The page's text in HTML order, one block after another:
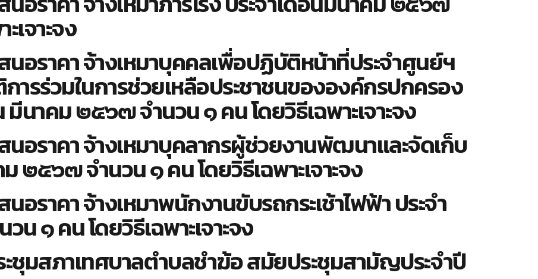
เจาะจง
สนอราคา จ้างเหมาบุคคลเพื่อปฏิบัติหน้าที่ประจำศูนย์ฯ
ารร่วมในการช่วยเหลือประชาชนขององค์กรปกครอง
นาคม ๒๕๖๗ จำนวน ๑ คน โดยวิธีเฉพาะเจาะจง
สนอราคา จ้างเหมาบุคลากรผู้ช่วยงานพัฒนาและจัดเก็บ
๒๕๖๗ จำนวน ๑ คน โดยวิธีเฉพาะเจาะจง
นอราคา จ้างเหมาพนักงานขับรถกระเช้าไฟฟ้า ประจำ
๑ คน โดยวิธีเฉพาะเจาะจง
ชุมสภาเทศบาลตำบลชำฆ้อ สมัยประชุมสามัญประจำปี